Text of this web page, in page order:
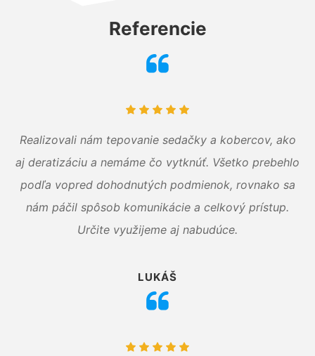
Referencie
Realizovali nám tepovanie sedačky a kobercov, ako
aj deratizáciu a nemáme čo vytknúť. Všetko prebehlo
podľa vopred dohodnutých podmienok, rovnako sa
nám páčil spôsob komunikácie a celkový prístup.
Určite využijeme aj nabudúce.
LUKÁŠ